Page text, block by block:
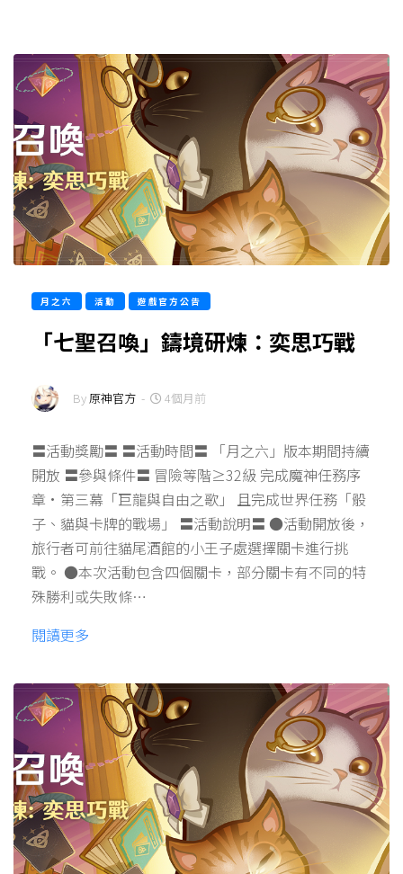
月之六 活動 遊戲官方公告
「七聖召喚」鑄境研煉：奕思巧戰
By原神官方 - 4個月前
〓活動獎勵〓 〓活動時間〓 「月之六」版本期間持續
開放 〓參與條件〓 冒險等階≥32級 完成魔神任務序
章·第三幕「巨龍與自由之歌」 且完成世界任務「骰
子、貓與卡牌的戰場」 〓活動說明〓 ●活動開放後，
旅行者可前往貓尾酒館的小王子處選擇關卡進行挑
戰。 ●本次活動包含四個關卡，部分關卡有不同的特
殊勝利或失敗條…
閱讀更多